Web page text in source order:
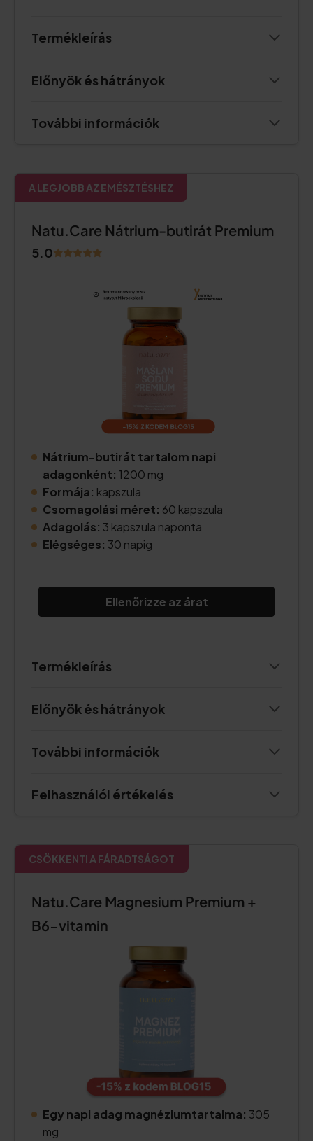
Termékleírás
Előnyök és hátrányok
További információk
A LEGJOBB AZ EMÉSZTÉSHEZ
Natu.Care Nátrium-butirát Premium
5.0
Nátrium-butirát tartalom napi
adagonként: 1200 mg
Formája: kapszula
Csomagolási méret: 60 kapszula
Adagolás: 3 kapszula naponta
Elégséges: 30 napig
Ellenőrizze az árat
Termékleírás
Előnyök és hátrányok
További információk
Felhasználói értékelés
CSÖKKENTI A FÁRADTSÁGOT
Natu.Care Magnesium Premium +
B6-vitamin
Egy napi adag magnéziumtartalma: 305
mg